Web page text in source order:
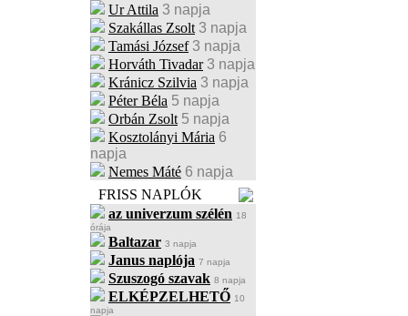
Ur Attila 3 napja
Szakállas Zsolt 3 napja
Tamási József 3 napja
Horváth Tivadar 3 napja
Kránicz Szilvia 3 napja
Péter Béla 5 napja
Orbán Zsolt 5 napja
Kosztolányi Mária 6
napja
Nemes Máté 6 napja
FRISS NAPLÓK
az univerzum szélén 18
órája
Baltazar 3 napja
Janus naplója 7 napja
Szuszogó szavak 8 napja
ELKÉPZELHETŐ 10
napja